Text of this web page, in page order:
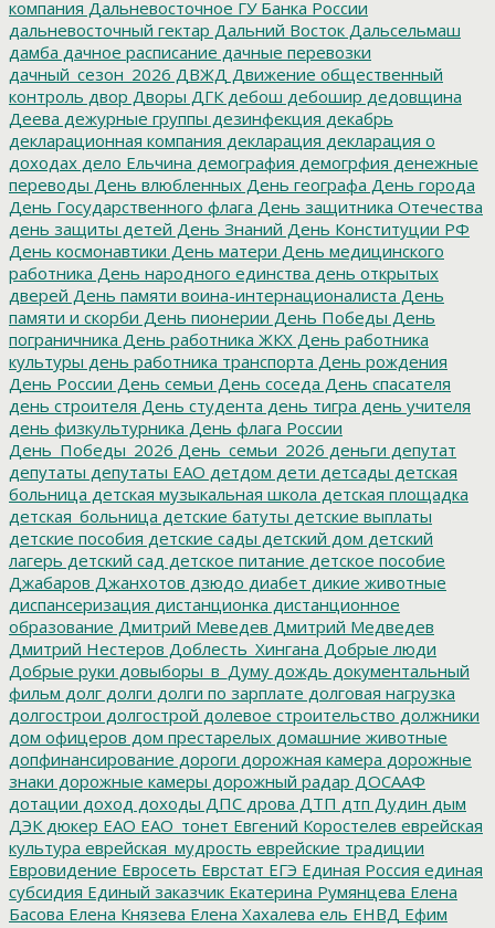
компания Дальневосточное ГУ Банка России
дальневосточный гектар Дальний Восток Дальсельмаш
дамба дачное расписание дачные перевозки
дачный_сезон_2026 ДВЖД Движение общественный
контроль двор Дворы ДГК дебош дебошир дедовщина
Деева дежурные группы дезинфекция декабрь
декларационная компания декларация декларация о
доходах дело Ельчина демография демогрфия денежные
переводы День влюбленных День географа День города
День Государственного флага День защитника Отечества
день защиты детей День Знаний День Конституции РФ
День космонавтики День матери День медицинского
работника День народного единства день открытых
дверей День памяти воина-интернационалиста День
памяти и скорби День пионерии День Победы День
пограничника День работника ЖКХ День работника
культуры день работника транспорта День рождения
День России День семьи День соседа День спасателя
день строителя День студента день тигра день учителя
день физкультурника День флага России
День_Победы_2026 День_семьи_2026 деньги депутат
депутаты депутаты ЕАО детдом дети детсады детская
больница детская музыкальная школа детская площадка
детская_больница детские батуты детские выплаты
детские пособия детские сады детский дом детский
лагерь детский сад детское питание детское пособие
Джабаров Джанхотов дзюдо диабет дикие животные
диспансеризация дистанционка дистанционное
образование Дмитрий Меведев Дмитрий Медведев
Дмитрий Нестеров Доблесть_Хингана Добрые люди
Добрые руки довыборы_в_Думу дождь документальный
фильм долг долги долги по зарплате долговая нагрузка
долгострои долгострой долевое строительство должники
дом офицеров дом престарелых домашние животные
допфинансирование дороги дорожная камера дорожные
знаки дорожные камеры дорожный радар ДОСААФ
дотации доход доходы ДПС дрова ДТП дтп Дудин дым
ДЭК дюкер ЕАО ЕАО_тонет Евгений Коростелев еврейская
культура еврейская_мудрость еврейские традиции
Евровидение Евросеть Еврстат ЕГЭ Единая Россия единая
субсидия Единый заказчик Екатерина Румянцева Елена
Басова Елена Князева Елена Хахалева ель ЕНВД Ефим